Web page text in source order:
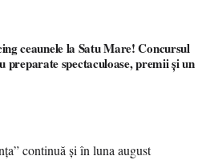
preparate spectaculoase, premii și un